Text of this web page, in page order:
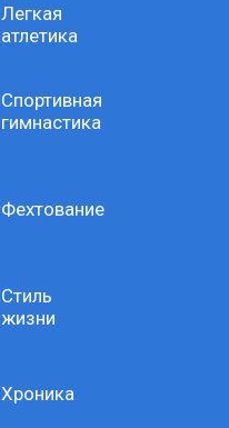
Легкая
атлетика
Спортивная
гимнастика
Фехтование
Стиль
жизни
Хроника